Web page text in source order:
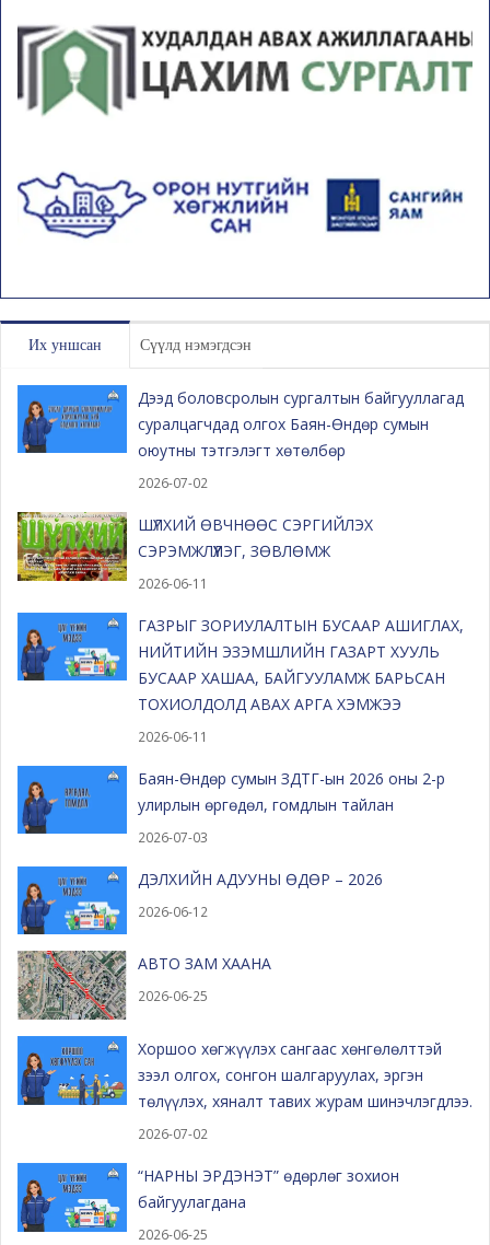
Их уншсан Сүүлд нэмэгдсэн
Дээд боловсролын сургалтын байгууллагад
суралцагчдад олгох Баян-Өндөр сумын
оюутны тэтгэлэгт хөтөлбөр
2026-07-02
ШҮЛХИЙ ӨВЧНӨӨС СЭРГИЙЛЭХ
СЭРЭМЖЛҮҮЛЭГ, ЗӨВЛӨМЖ
2026-06-11
ГАЗРЫГ ЗОРИУЛАЛТЫН БУСААР АШИГЛАХ,
НИЙТИЙН ЭЗЭМШЛИЙН ГАЗАРТ ХУУЛЬ
БУСААР ХАШАА, БАЙГУУЛАМЖ БАРЬСАН
ТОХИОЛДОЛД АВАХ АРГА ХЭМЖЭЭ
2026-06-11
Баян-Өндөр сумын ЗДТГ-ын 2026 оны 2-р
улирлын өргөдөл, гомдлын тайлан
2026-07-03
ДЭЛХИЙН АДУУНЫ ӨДӨР – 2026
2026-06-12
АВТО ЗАМ ХААНА
2026-06-25
Хоршоо хөгжүүлэх сангаас хөнгөлөлттэй
зээл олгох, сонгон шалгаруулах, эргэн
төлүүлэх, хяналт тавих журам шинэчлэгдлээ.
2026-07-02
“НАРНЫ ЭРДЭНЭТ” өдөрлөг зохион
байгуулагдана
2026-06-25